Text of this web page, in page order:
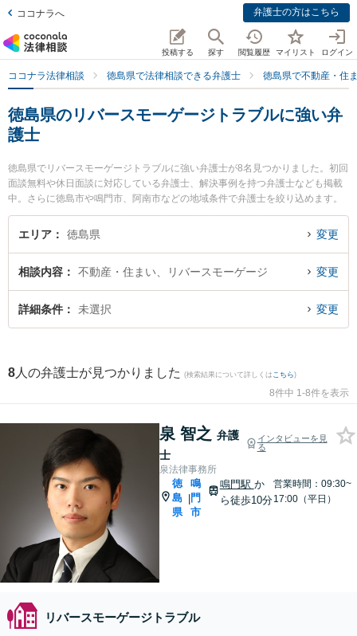
ココナラへ 弁護士の方はこちら
投稿する 探す 閲覧履歴 マイリスト ログイン
ココナラ法律相談 徳島県で法律相談できる弁護士 徳島県で不動産・住
徳島県のリバースモーゲージトラブルに強い弁
護士
徳島県でリバースモーゲージトラブルに強い弁護士が8名見つかりました。初回
面談無料や休日面談に対応している弁護士、解決事例を持つ弁護士なども掲載
中。さらに徳島市や鳴門市、阿南市などの地域条件で弁護士を絞り込めます。
不動産・住まいに関係する立ち退き交渉や家賃交渉、不動産契約解除等の細か
な分野での絞り込み検索もでき便利です。特に泉法律事務所の泉 智之弁護士や
県で土日や夜間に発生したリバースモーゲージトラブルのトラブルを今すぐに
弁護士に相談したい』『リバースモーゲージトラブルのトラブル解決の実績豊
富な近くの弁護士を検索したい』『初回相談無料でリバースモーゲージトラブ
エリア 徳島県 変更
相談内容 不動産・住まい、リバースモーゲージ 変更
詳細条件 未選択 変更
8 人の弁護士が見つかりました (検索結果について詳しくは こちら)
8件中 1-8件を表示
泉 智之 弁護
士
インタビューを見
る
泉法律事務所
徳
島
県
|
鳴
門
市
鳴門駅 か
ら徒歩10分
営業時間：09:30~
17:00（平日）
リバースモーゲージトラブル